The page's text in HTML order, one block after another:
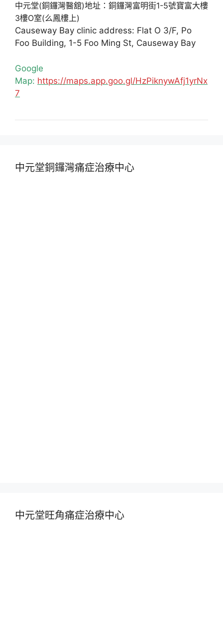
中元堂(銅鑼灣醫舘)地址：銅鑼灣富明街1-5號寶富大樓
3樓O室(么鳳樓上)
Causeway Bay clinic address: Flat O 3/F, Po
Foo Building, 1-5 Foo Ming St, Causeway Bay
Google
Map: https://maps.app.goo.gl/HzPiknywAfj1yrNx
7
中元堂銅鑼灣痛症治療中心
中元堂旺角痛症治療中心